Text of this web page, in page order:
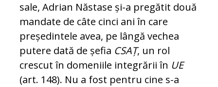
sale, Adrian Năstase și-a pregătit două
man­date de câte cinci ani în care
preșe­din­tele avea, pe lângă vechea
putere dată de șefia CSAȚ, un rol
crescut în domeniile in­tegrării în UE
(art. 148). Nu a fost pentru cine s-a